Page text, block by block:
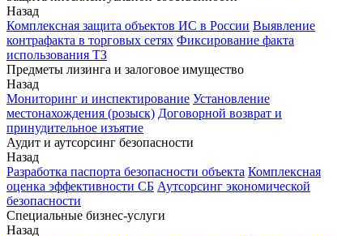
Назад
Комплексная защита объектов ИС в России Выявление
контрафакта в торговых сетях Фиксирование факта
использования ТЗ
Предметы лизинга и залоговое имущество
Назад
Мониторинг и инспектирование Установление
местонахождения (розыск) Договорной возврат и
принудительное изъятие
Аудит и аутсорсинг безопасности
Назад
Разработка паспорта безопасности объекта Комплексная
оценка эффективности СБ Аутсорсинг экономической
безопасности
Специальные бизнес-услуги
Назад